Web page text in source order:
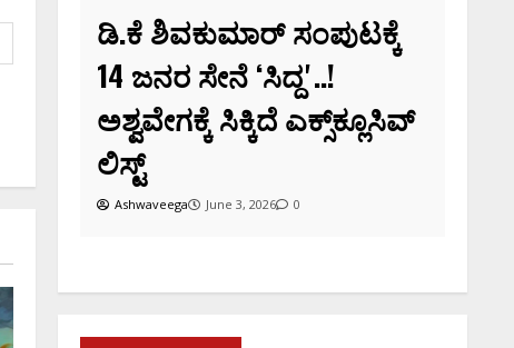
ಡಿ.ಕೆ ಶಿವಕುಮಾರ್‌ ಸಂಪುಟಕ್ಕೆ
14 ಜನರ ಸೇನೆ ʻಸಿದ್ದʼ..!
ಅಶ್ವವೇಗಕ್ಕೆ ಸಿಕ್ಕಿದೆ ಎಕ್ಸ್‌ಕ್ಲೂಸಿವ್‌
ಲಿಸ್ಟ್‌
Ashwaveega June 3, 2026 0